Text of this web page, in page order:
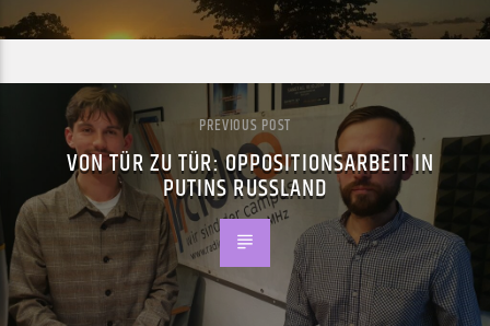
PREVIOUS POST
VON TÜR ZU TÜR: OPPOSITIONSARBEIT IN
PUTINS RUSSLAND